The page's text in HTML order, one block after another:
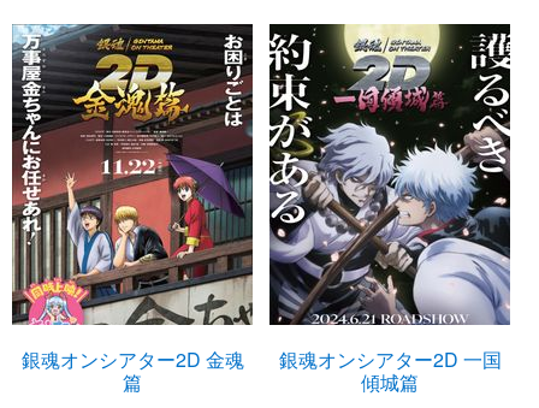
銀魂オンシアター2D 金魂
篇
銀魂オンシアター2D 一国
傾城篇